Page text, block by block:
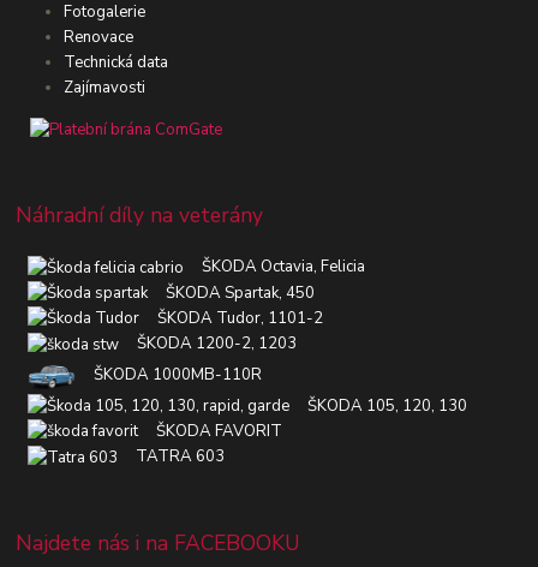
Fotogalerie
Renovace
Technická data
Zajímavosti
Náhradní díly na veterány
ŠKODA Octavia, Felicia
ŠKODA Spartak, 450
ŠKODA Tudor, 1101-2
ŠKODA 1200-2, 1203
ŠKODA 1000MB-110R
ŠKODA 105, 120, 130
ŠKODA FAVORIT
TATRA 603
Najdete nás i na FACEBOOKU